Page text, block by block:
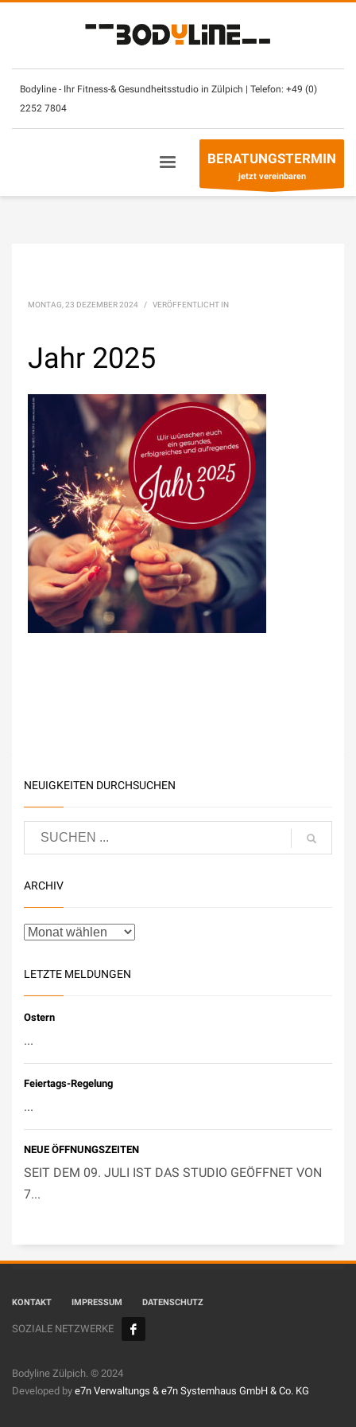
Unsere Öffnungszeiten:
Montag – Sonntag(mit CheckIn Chip)
7.30–23 Uhr
Betreuung- & Beratungszeiten
Bodyline - Ihr Fitness-& Gesundheitsstudio in Zülpich | Telefon: +49 (0)
2252 7804
BERATUNGSTERMIN
jetzt vereinbaren
MONTAG, 23 DEZEMBER 2024 / VERÖFFENTLICHT IN
Jahr 2025
NEUIGKEITEN DURCHSUCHEN
ARCHIV
LETZTE MELDUNGEN
Ostern
...
Feiertags-Regelung
...
NEUE ÖFFNUNGSZEITEN
SEIT DEM 09. JULI IST DAS STUDIO GEÖFFNET VON
7...
KONTAKT IMPRESSUM DATENSCHUTZ
SOZIALE NETZWERKE
Bodyline Zülpich. © 2024
Developed by e7n Verwaltungs & e7n Systemhaus GmbH & Co. KG